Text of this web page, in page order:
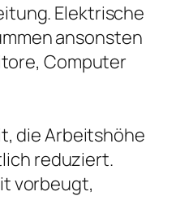
Elektrische
ansonsten
Computer
die Arbeitshöhe
reduziert.
vorbeugt,